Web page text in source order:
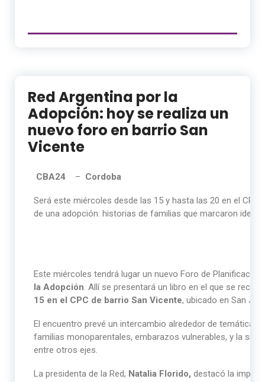
Red Argentina por la
Adopción: hoy se realiza un
nuevo foro en barrio San
Vicente
CBA24 – Cordoba
Será este miércoles desde las 15 y hasta las 20 en el
de una adopción: historias de familias que marcaron
Este miércoles tendrá lugar un nuevo Foro de
la Adopción. Allí se presentará un libro en el que se
15 en el CPC de barrio San Vicente, ubicado en San
El encuentro prevé un intercambio alrededor de temáticas
familias monoparentales, embarazos vulnerables, y la
entre otros ejes.
La presidenta de la Red, Natalia Florido, destacó la